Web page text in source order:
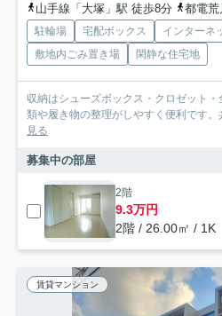
山手線「大塚」駅 徒歩8分
都電
駐輪場 宅配ボックス インターネ
敷地内ごみ置き場
閑静な住宅地
収納はシューズボックス・クロゼット
類や履き物の整理がしやすく便利です
見る
募集中の部屋
2階
9.3万円
2階 / 26.00㎡ / 1K
賃貸マンション